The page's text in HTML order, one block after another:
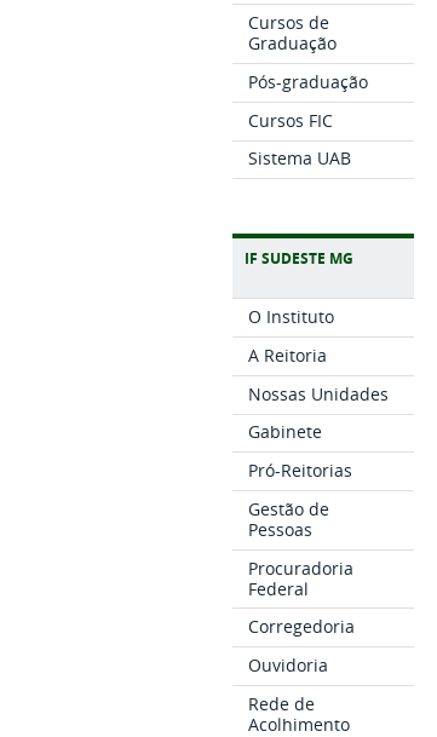
Cursos de
Graduação
Pós-graduação
Cursos FIC
Sistema UAB
IF SUDESTE MG
O Instituto
A Reitoria
Nossas Unidades
Gabinete
Pró-Reitorias
Gestão de
Pessoas
Procuradoria
Federal
Corregedoria
Ouvidoria
Rede de
Acolhimento